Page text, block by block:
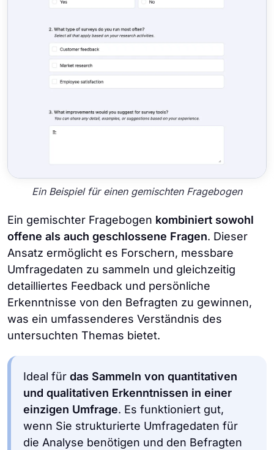
Ein Beispiel für einen gemischten Fragebogen
Ein gemischter Fragebogen kombiniert sowohl
offene als auch geschlossene Fragen. Dieser
Ansatz ermöglicht es Forschern, messbare
Umfragedaten zu sammeln und gleichzeitig
detailliertes Feedback und persönliche
Erkenntnisse von den Befragten zu gewinnen,
was ein umfassenderes Verständnis des
untersuchten Themas bietet.
Ideal für das Sammeln von quantitativen
und qualitativen Erkenntnissen in einer
einzigen Umfrage. Es funktioniert gut,
wenn Sie strukturierte Umfragedaten für
die Analyse benötigen und den Befragten